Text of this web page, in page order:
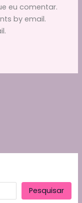
eu comentar.
by email.
Pesquisar